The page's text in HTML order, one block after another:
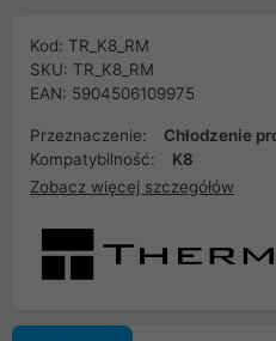
Kod: TR_K8_RM
SKU: TR_K8_RM
EAN: 5904506109975
Przeznaczenie:
Chłodzenie
Kompatybilność:
K8
Zobacz więcej szczegółów